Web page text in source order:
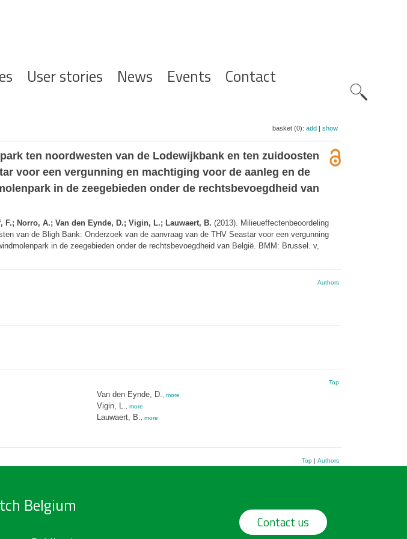
User stories News Events Contact
basket (0): add| show
ten noordwesten van de Lodewijkbank en ten zuidoosten
voor een vergunning en machtiging voor de aanleg en de
in de zeegebieden onder de rechtsbevoegdheid van
Norro, A.; Van den Eynde, D.; Vigin, L.; Lauwaert, B. (2013). Milieueffectenbeoordeling
van de Bligh Bank: Onderzoek van de aanvraag van de THV Seastar voor een vergunning
in de zeegebieden onder de rechtsbevoegdheid van België. BMM: Brussel. v,
Authors
Top
Van den Eynde, D. more
Vigin, L. more
Lauwaert, B. more
Top| Authors
Belgium
Contact us